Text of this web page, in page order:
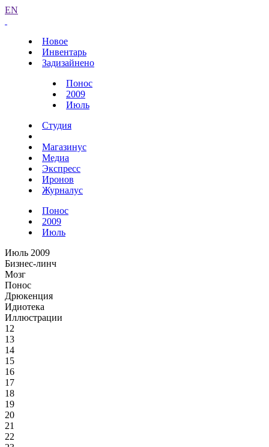
EN
Новое
Инвентарь
Задизайнено
Понос
2009
Июль
Студия
Магазинус
Медиа
Экспресс
Иронов
Журналус
Понос
2009
Июль
Июль 2009
Бизнес-линч
Мозг
Понос
Дрюкенция
Идиотека
Иллюстрации
12
13
14
15
16
17
18
19
20
21
22